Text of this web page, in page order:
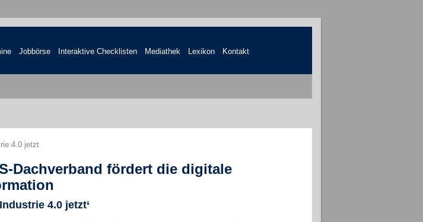
Jobbörse Interaktive Checklisten Mediathek Lexikon Kontakt
4.0 jetzt
Dachverband fördert die digitale
4.0 jetzt‘